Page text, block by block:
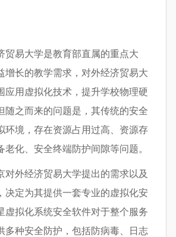
贸易大学是教育部直属的重点大
增长的教学需求，对外经济贸易大
应用虚拟化技术，提升学校物理硬
随之而来的问题是，其传统的安全
环境，存在资源占用过高、资源存
老化、安全终端防护间隙等问题。
对外经济贸易大学提出的需求以及
决定为其提供一套专业的虚拟化安
虚拟化系统安全软件对于整个服务
多种安全防护，包括防病毒、日志